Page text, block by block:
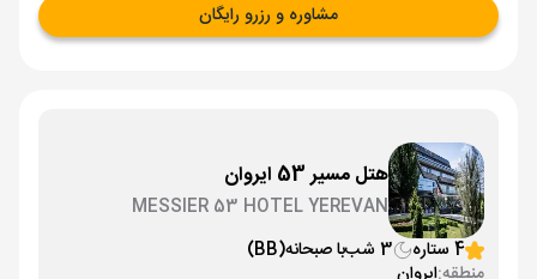
مشاوره و رزرو رایگان
هتل مسیر 53 ایروان
MESSIER 53 HOTEL YEREVAN
4 ستاره
3 شب با صبحانه(BB)